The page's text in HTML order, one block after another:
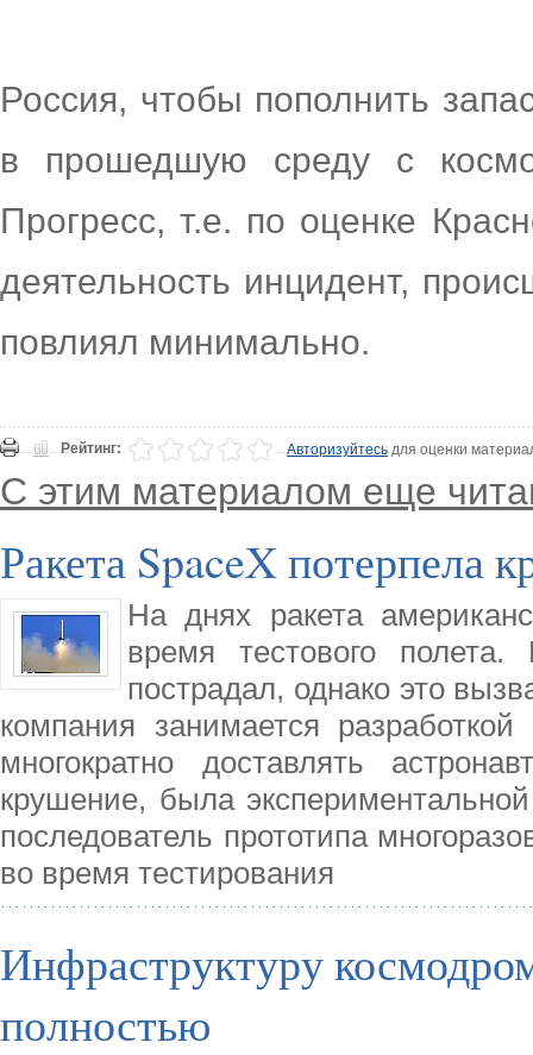
Россия, чтобы пополнить
в прошедшую среду с
Прогресс, т.е. по оценке
деятельность инцидент,
повлиял минимально.
Рейтинг: Авторизуйтесьдля оценки
С этим материалом еще
Ракета SpaceX потерпела
На днях ракета
время тестового
пострадал, однако это
компания занимается
многократно доставлять
крушение, была
последователь прототипа
во время тестирования
Инфраструктуру
полностью